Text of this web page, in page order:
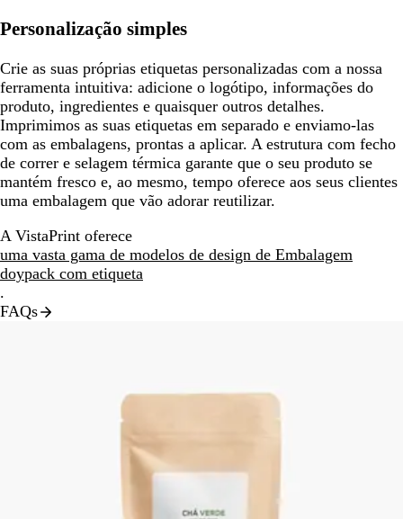
Personalização simples
Crie as suas próprias etiquetas personalizadas com a nossa
ferramenta intuitiva: adicione o logótipo, informações do
produto, ingredientes e quaisquer outros detalhes.
Imprimimos as suas etiquetas em separado e enviamo-las
com as embalagens, prontas a aplicar. A estrutura com fecho
de correr e selagem térmica garante que o seu produto se
mantém fresco e, ao mesmo, tempo oferece aos seus clientes
uma embalagem que vão adorar reutilizar.
A VistaPrint oferece
uma vasta gama de modelos de design de Embalagem
doypack com etiqueta
.
FAQs